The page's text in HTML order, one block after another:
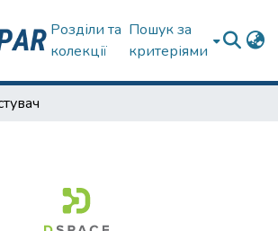
Розділи та
колекції
Пошук за
критеріями